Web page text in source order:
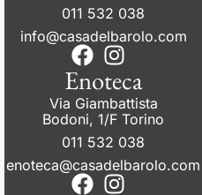
011 532 038
info@casadelbarolo.com
Enoteca
Via Giambattista
Bodoni, 1/F Torino
011 532 038
enoteca@casadelbarolo.com